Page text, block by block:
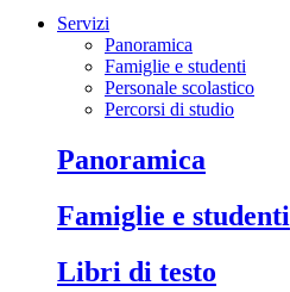
Servizi
Panoramica
Famiglie e studenti
Personale scolastico
Percorsi di studio
Panoramica
Famiglie e studenti
Libri di testo